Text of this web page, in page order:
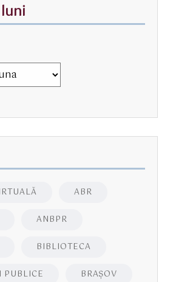
ABR
ANBPR
BIBLIOTECA
PUBLICE BRAŞOV